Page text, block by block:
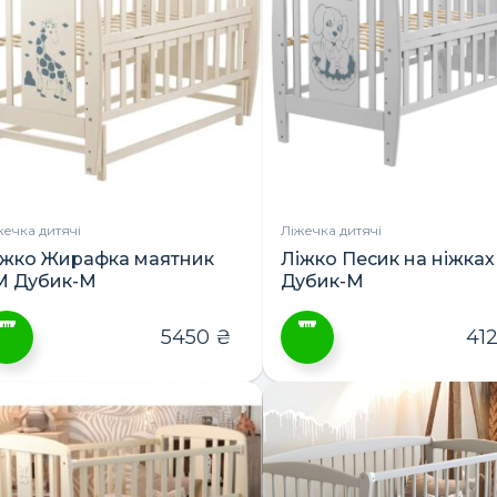
варіантів.
Параметри
можна
вибрати
на
сторінці
дитячі
Жирафка маятник
Дубик-М
5450 ₴
Ліжечка дитячі
Ліжко Песик на
Дубик-М
має
кілька
варіантів.